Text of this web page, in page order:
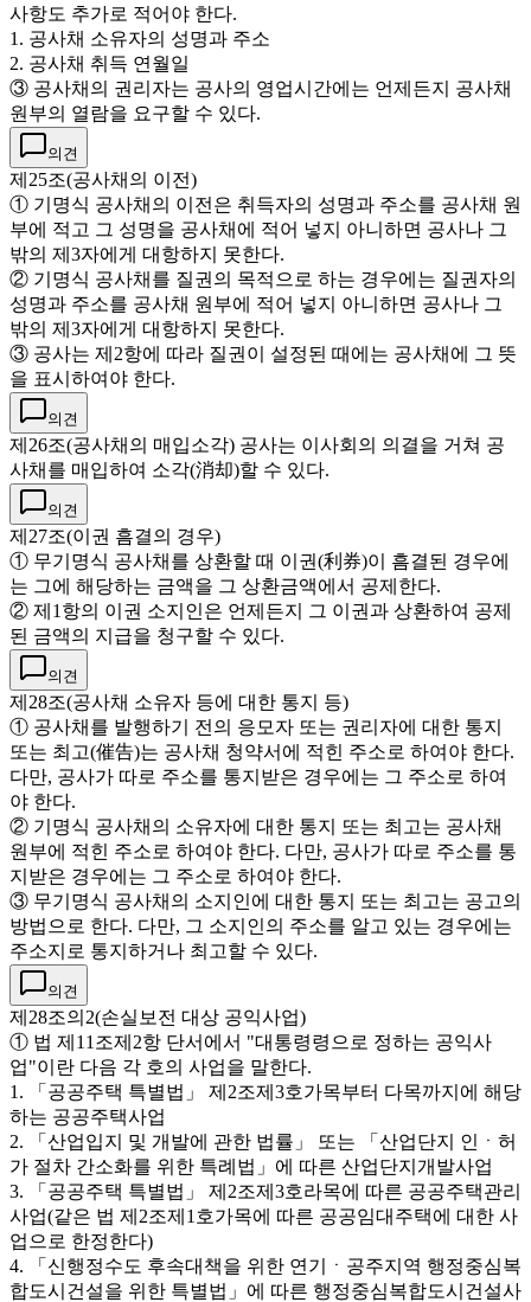
사항도 추가로 적어야 한다.
1. 공사채 소유자의 성명과 주소
2. 공사채 취득 연월일
③ 공사채의 권리자는 공사의 영업시간에는 언제든지 공사채
원부의 열람을 요구할 수 있다.
의견
제25조(공사채의 이전)
① 기명식 공사채의 이전은 취득자의 성명과 주소를 공사채 원
부에 적고 그 성명을 공사채에 적어 넣지 아니하면 공사나 그
밖의 제3자에게 대항하지 못한다.
② 기명식 공사채를 질권의 목적으로 하는 경우에는 질권자의
성명과 주소를 공사채 원부에 적어 넣지 아니하면 공사나 그
밖의 제3자에게 대항하지 못한다.
③ 공사는 제2항에 따라 질권이 설정된 때에는 공사채에 그 뜻
을 표시하여야 한다.
의견
제26조(공사채의 매입소각) 공사는 이사회의 의결을 거쳐 공
사채를 매입하여 소각(消却)할 수 있다.
의견
제27조(이권 흠결의 경우)
① 무기명식 공사채를 상환할 때 이권(利券)이 흠결된 경우에
는 그에 해당하는 금액을 그 상환금액에서 공제한다.
② 제1항의 이권 소지인은 언제든지 그 이권과 상환하여 공제
된 금액의 지급을 청구할 수 있다.
의견
제28조(공사채 소유자 등에 대한 통지 등)
① 공사채를 발행하기 전의 응모자 또는 권리자에 대한 통지
또는 최고(催告)는 공사채 청약서에 적힌 주소로 하여야 한다.
다만, 공사가 따로 주소를 통지받은 경우에는 그 주소로 하여
야 한다.
② 기명식 공사채의 소유자에 대한 통지 또는 최고는 공사채
원부에 적힌 주소로 하여야 한다. 다만, 공사가 따로 주소를 통
지받은 경우에는 그 주소로 하여야 한다.
③ 무기명식 공사채의 소지인에 대한 통지 또는 최고는 공고의
방법으로 한다. 다만, 그 소지인의 주소를 알고 있는 경우에는
주소지로 통지하거나 최고할 수 있다.
의견
제28조의2(손실보전 대상 공익사업)
① 법 제11조제2항 단서에서 "대통령령으로 정하는 공익사
업"이란 다음 각 호의 사업을 말한다.
1. 「공공주택 특별법」 제2조제3호가목부터 다목까지에 해당
하는 공공주택사업
2. 「산업입지 및 개발에 관한 법률」 또는 「산업단지 인ㆍ허
가 절차 간소화를 위한 특례법」에 따른 산업단지개발사업
3. 「공공주택 특별법」 제2조제3호라목에 따른 공공주택관리
사업(같은 법 제2조제1호가목에 따른 공공임대주택에 대한 사
업으로 한정한다)
4. 「신행정수도 후속대책을 위한 연기ㆍ공주지역 행정중심복
합도시건설을 위한 특별법」에 따른 행정중심복합도시건설사